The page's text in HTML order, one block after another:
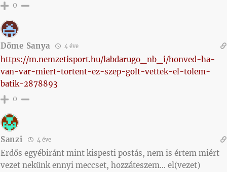
0
Döme Sanya 4 éve
https://m.nemzetisport.hu/labdarugo_nb_i/honved-ha-
van-var-miert-tortent-ez-szep-golt-vettek-el-tolem-
batik-2878893
0
Sanzi 4 éve
Erdős egyébiránt mint kispesti postás, nem is értem miért
vezet nekünk ennyi meccset, hozzáteszem… el(vezet)